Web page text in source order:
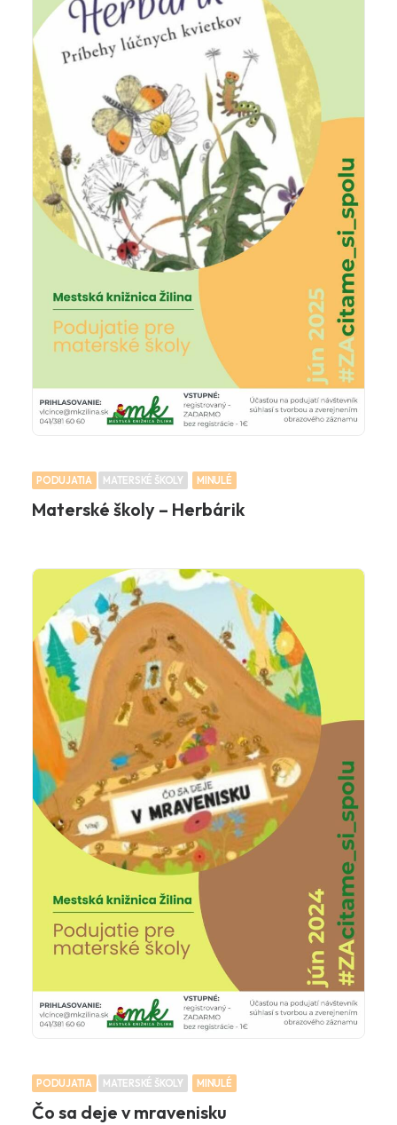
PODUJATIA MATERSKÉ ŠKOLY MINULÉ
Materské školy – Herbárik
PODUJATIA MATERSKÉ ŠKOLY MINULÉ
Čo sa deje v mravenisku